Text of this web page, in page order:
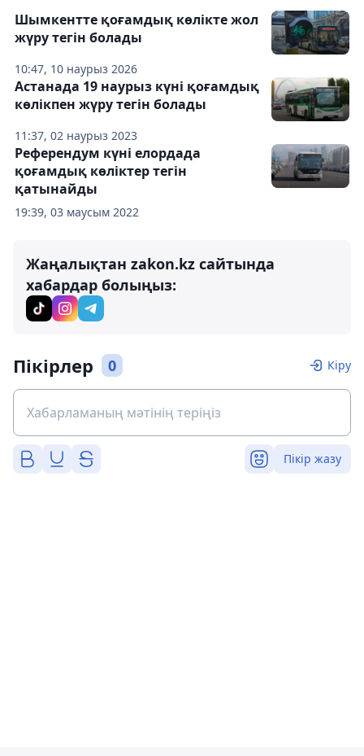
10:47, 10 наурыз 2026
Шымкентте қоғамдық көлікте жол
жүру тегін болады
11:37, 02 наурыз 2023
Астанада 19 наурыз күні қоғамдық
көлікпен жүру тегін болады
19:39, 03 маусым 2022
Референдум күні елордада
қоғамдық көліктер тегін
қатынайды
Жаңалықтан zakon.kz сайтында
хабардар болыңыз:
Пікірлер 0 Кіру
Пікір жазу